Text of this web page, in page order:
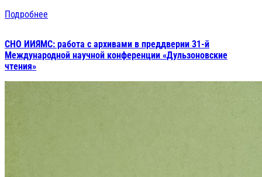
Подробнее
СНО ИИЯМС: работа с архивами в преддверии 31-й
Международной научной конференции «Дульзоновские
чтения»